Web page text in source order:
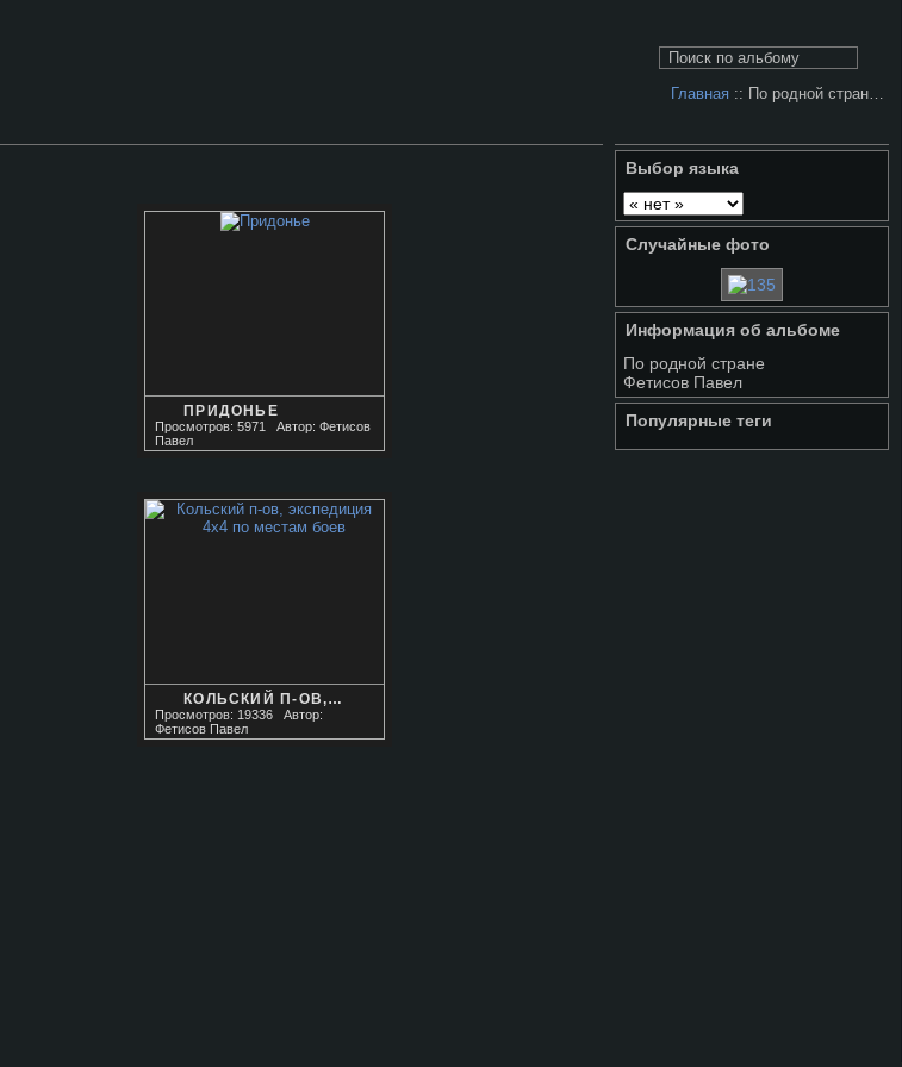
Главная :: По родной стран…
Выбор языка
Случайные фото
Информация об альбоме
По родной стране
Фетисов Павел
Популярные теги
ПРИДОНЬЕ
Просмотров: 5971
Автор: Фетисов
Павел
КОЛЬСКИЙ П-ОВ,…
Просмотров: 19336
Автор:
Фетисов Павел